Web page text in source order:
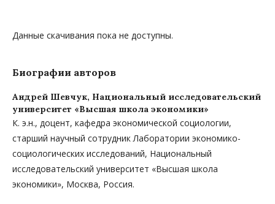
Данные скачивания пока не доступны.
Биографии авторов
Андрей Шевчук, Национальный исследовательский
университет «Высшая школа экономики»
К. э.н., доцент, кафедра экономической социологии,
старший научный сотрудник Лаборатории экономико-
социологических исследований, Национальный
исследовательский университет «Высшая школа
экономики», Москва, Россия.